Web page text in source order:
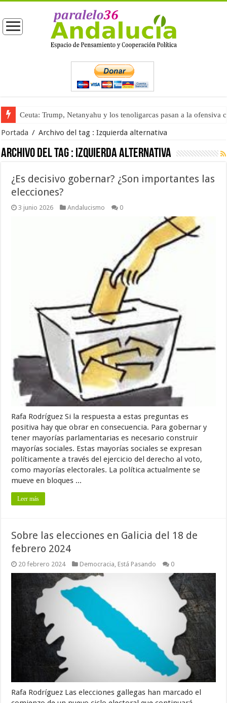
Ceuta: Trump, Netanyahu y los tenoligarcas pasan a la ofensiva
Portada / Archivo del tag :Izquierda alternativa
Archivo del tag : Izquierda alternativa
¿Es decisivo gobernar? ¿Son importantes las
elecciones?
3 junio 2026 Andalucismo 0
Rafa Rodríguez Si la respuesta a estas preguntas es
positiva hay que obrar en consecuencia. Para gobernar y
tener mayorías parlamentarias es necesario construir
mayorías sociales. Estas mayorías sociales se expresan
políticamente a través del ejercicio del derecho al voto,
como mayorías electorales. La política actualmente se
mueve en bloques ...
Leer más
Sobre las elecciones en Galicia del 18 de
febrero 2024
20 febrero 2024 Democracia, Está Pasando 0
Rafa Rodríguez Las elecciones gallegas han marcado el